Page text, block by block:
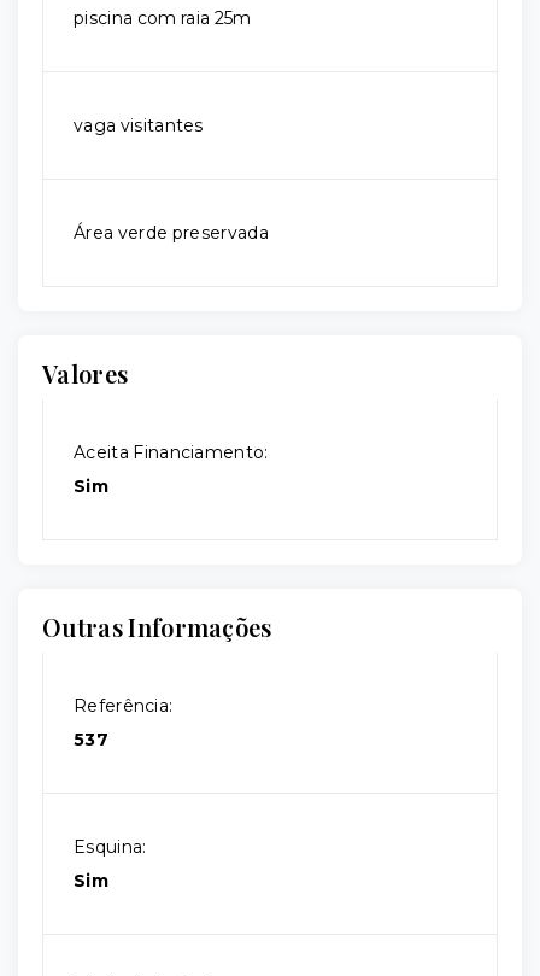
piscina com raia 25m
vaga visitantes
Área verde preservada
Valores
Aceita Financiamento:
Sim
Outras Informações
Referência:
537
Esquina:
Sim